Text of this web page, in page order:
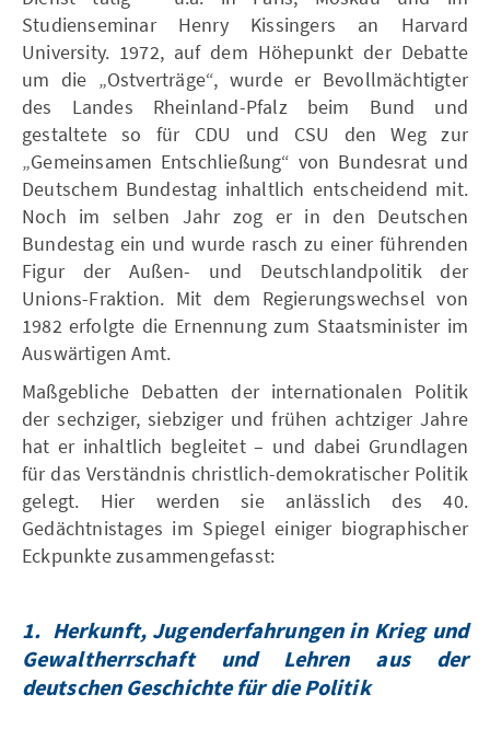
Studienseminar Henry Kissingers an Harvard
University. 1972, auf dem Höhepunkt der Debatte
um die „Ostverträge“, wurde er Bevollmächtigter
des Landes Rheinland-Pfalz beim Bund und
gestaltete so für CDU und CSU den Weg zur
„Gemeinsamen Entschließung“ von Bundesrat und
Deutschem Bundestag inhaltlich entscheidend mit.
Noch im selben Jahr zog er in den Deutschen
Bundestag ein und wurde rasch zu einer führenden
Figur der Außen- und Deutschlandpolitik der
Unions-Fraktion. Mit dem Regierungswechsel von
1982 erfolgte die Ernennung zum Staatsminister im
Auswärtigen Amt.
Maßgebliche Debatten der internationalen Politik
der sechziger, siebziger und frühen achtziger Jahre
hat er inhaltlich begleitet – und dabei Grundlagen
für das Verständnis christlich-demokratischer Politik
gelegt. Hier werden sie anlässlich des 40.
Gedächtnistages im Spiegel einiger biographischer
Eckpunkte zusammengefasst:
1. Herkunft, Jugenderfahrungen in Krieg und
Gewaltherrschaft und Lehren aus der
deutschen Geschichte für die Politik